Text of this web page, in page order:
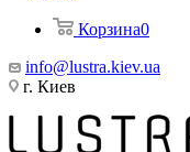
Корзина0
info@lustra.kiev.ua
г. Киев